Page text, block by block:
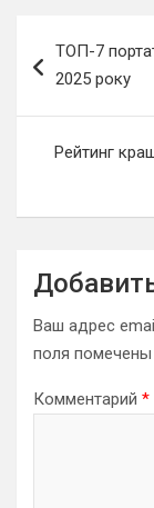
по
ТОП-7
2025 року
Рейтинг
Ваш адрес
поля помечены
Комментарий *